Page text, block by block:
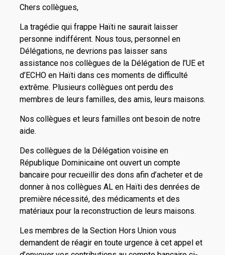
Chers collègues,
La tragédie qui frappe Haïti ne saurait laisser
personne indifférent. Nous tous, personnel en
Délégations, ne devrions pas laisser sans
assistance nos collègues de la Délégation de l’UE et
d’ECHO en Haïti dans ces moments de difficulté
extrême. Plusieurs collègues ont perdu des
membres de leurs familles, des amis, leurs maisons.
Nos collègues et leurs familles ont besoin de notre
aide.
Des collègues de la Délégation voisine en
République Dominicaine ont ouvert un compte
bancaire pour recueillir des dons afin d’acheter et de
donner à nos collègues AL en Haïti des denrées de
première nécessité, des médicaments et des
matériaux pour la reconstruction de leurs maisons.
Les membres de la Section Hors Union vous
demandent de réagir en toute urgence à cet appel et